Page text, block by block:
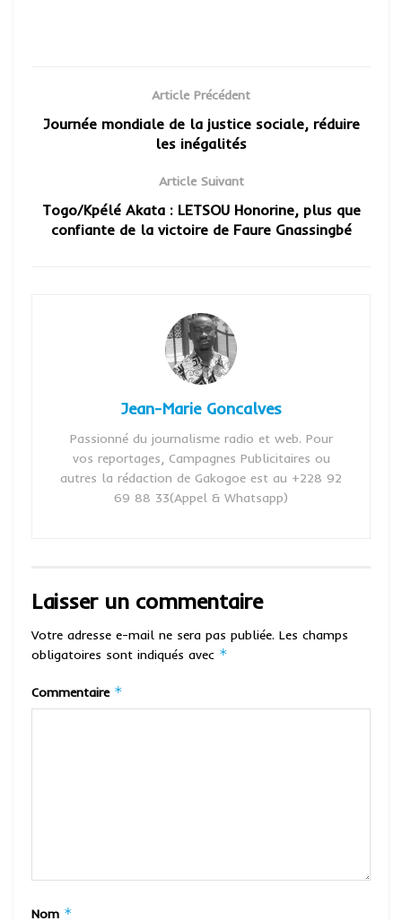
Article Précédent
Journée mondiale de la justice sociale, réduire
les inégalités
Article Suivant
Togo/Kpélé Akata : LETSOU Honorine, plus que
confiante de la victoire de Faure Gnassingbé
Jean-Marie Goncalves
Passionné du journalisme radio et web. Pour
vos reportages, Campagnes Publicitaires ou
autres la rédaction de Gakogoe est au +228 92
69 88 33(Appel & Whatsapp)
Laisser un commentaire
Votre adresse e-mail ne sera pas publiée. Les champs
obligatoires sont indiqués avec *
Commentaire *
Nom *